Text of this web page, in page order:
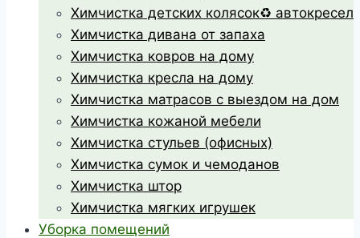
Химчистка детских колясок♻️ автокресел
Химчистка дивана от запаха
Химчистка ковров на дому
Химчистка кресла на дому
Химчистка матрасов с выездом на дом
Химчистка кожаной мебели
Химчистка стульев (офисных)
Химчистка сумок и чемоданов
Химчистка штор
Химчистка мягких игрушек
Уборка помещений